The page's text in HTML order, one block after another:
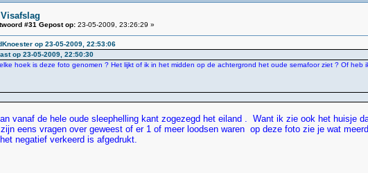
Visafslag
#31 Gepost op:23-05-2009, 23:26:29 »
op 23-05-2009, 22:53:06
op 23-05-2009, 22:50:30
hoek is deze foto genomen ? Het lijkt of ik in het midden op de achtergrond het oude semafoor ziet ? Of heb
vanaf de hele oude sleephelling kant zogezegd het eiland . Want ik zie ook het huisje
eens vragen over geweest of er 1 of meer loodsen waren op deze foto zie je wat
negatief verkeerd is afgedrukt.